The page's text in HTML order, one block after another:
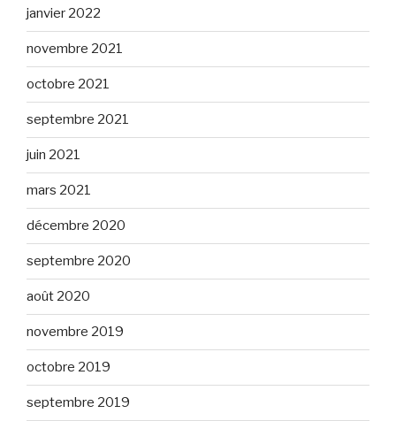
janvier 2022
novembre 2021
octobre 2021
septembre 2021
juin 2021
mars 2021
décembre 2020
septembre 2020
août 2020
novembre 2019
octobre 2019
septembre 2019